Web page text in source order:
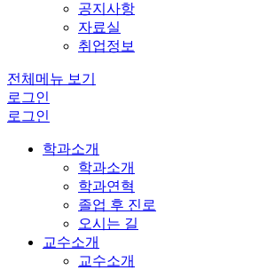
공지사항
자료실
취업정보
전체메뉴 보기
로그인
로그인
학과소개
학과소개
학과연혁
졸업 후 진로
오시는 길
교수소개
교수소개